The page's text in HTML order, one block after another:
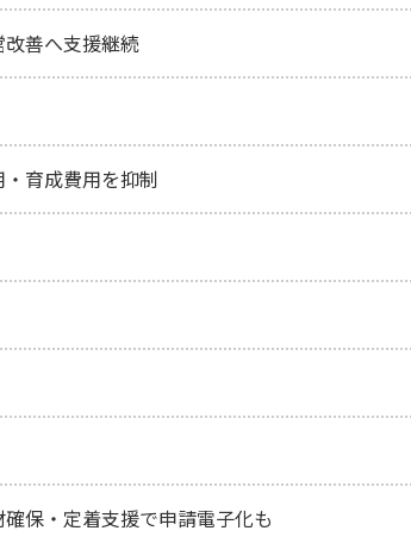
善へ支援継続
育成費用を抑制
・定着支援で申請電子化も